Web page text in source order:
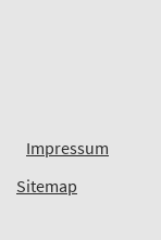
Impressum
Sitemap